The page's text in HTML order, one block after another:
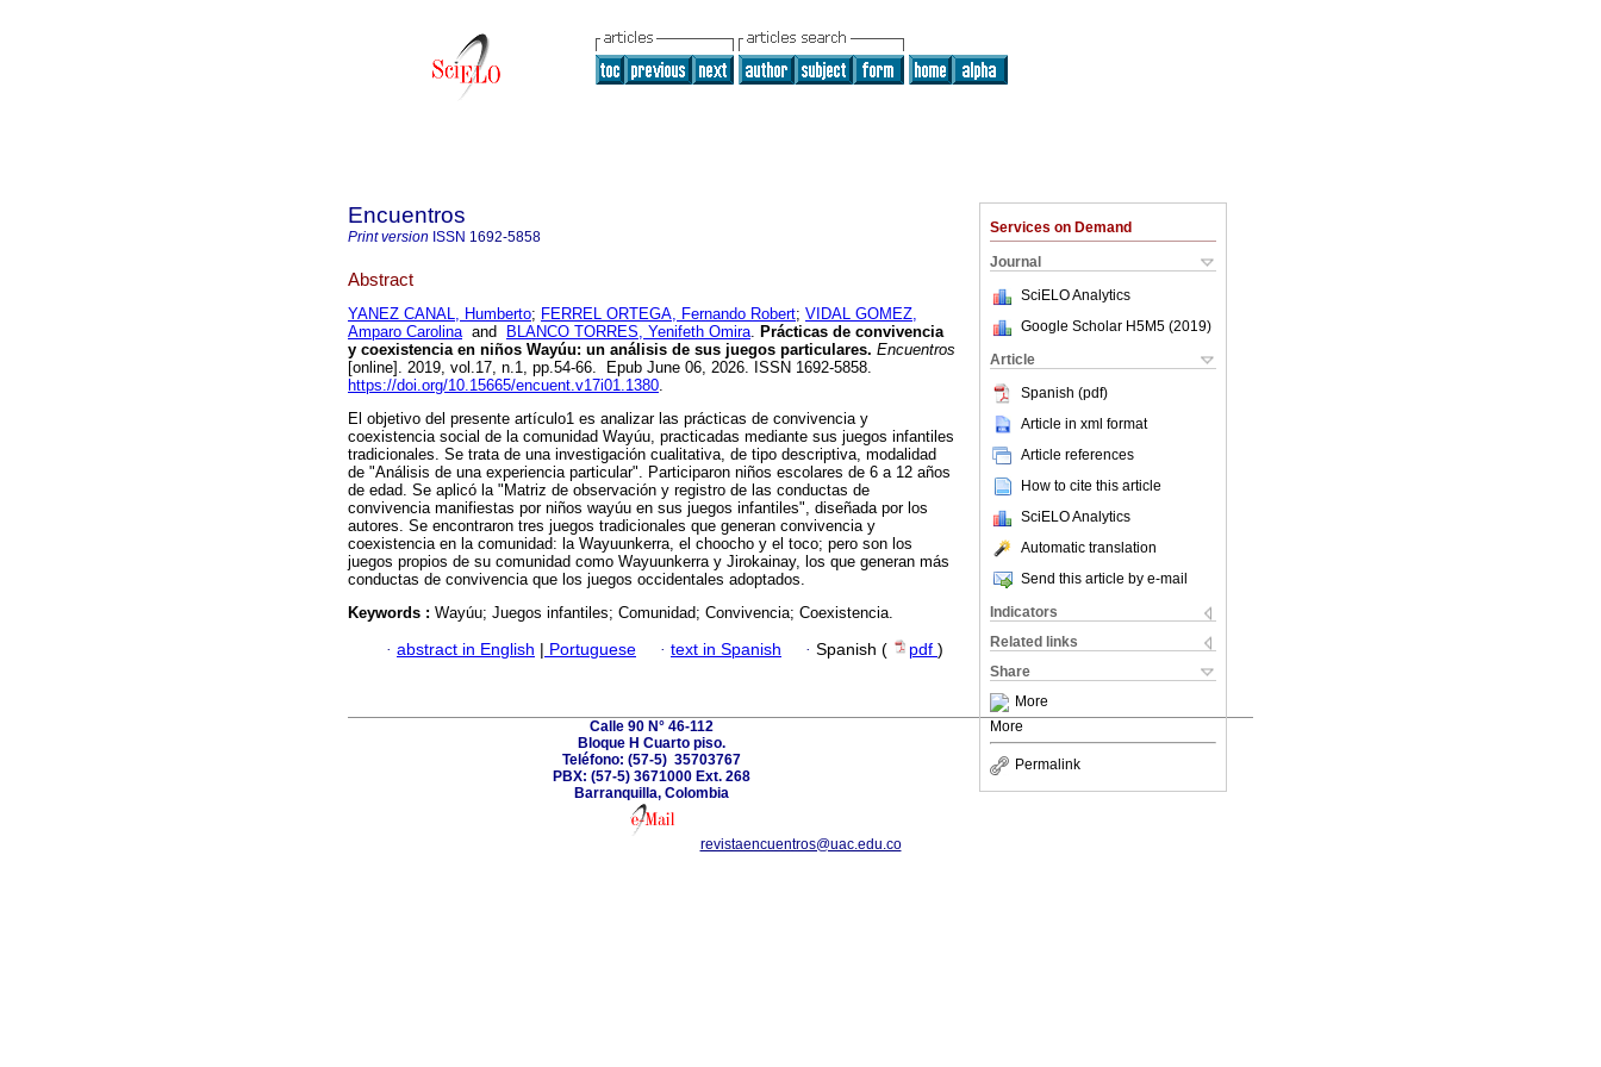
Services on Demand
Journal
SciELO Analytics
Google Scholar H5M5 (2019)
Article
Spanish (pdf)
Article in xml format
Article references
How to cite this article
SciELO Analytics
Automatic translation
Send this article by e-mail
Indicators
Related links
Share
More
More
Permalink
Encuentros
Print version ISSN 1692-5858
Abstract
YANEZ CANAL, Humberto; FERREL ORTEGA, Fernando Robert; VIDAL GOMEZ,
Amparo Carolinaand BLANCO TORRES, Yenifeth Omira. Prácticas de convivencia
y coexistencia en niños Wayúu: un análisis de sus juegos particulares. Encuentros
[online]. 2019, vol.17, n.1, pp.54-66. Epub June 06, 2026. ISSN 1692-5858.
https://doi.org/10.15665/encuent.v17i01.1380.
El objetivo del presente artículo1 es analizar las prácticas de convivencia y
coexistencia social de la comunidad Wayúu, practicadas mediante sus juegos infantiles
tradicionales. Se trata de una investigación cualitativa, de tipo descriptiva, modalidad
de "Análisis de una experiencia particular". Participaron niños escolares de 6 a 12 años
de edad. Se aplicó la "Matriz de observación y registro de las conductas de
convivencia manifiestas por niños wayúu en sus juegos infantiles", diseñada por los
autores. Se encontraron tres juegos tradicionales que generan convivencia y
coexistencia en la comunidad: la Wayuunkerra, el choocho y el toco; pero son los
juegos propios de su comunidad como Wayuunkerra y Jirokainay, los que generan más
conductas de convivencia que los juegos occidentales adoptados.
Keywords : Wayúu; Juegos infantiles; Comunidad; Convivencia; Coexistencia.
· abstract in English | Portuguese · text in Spanish · Spanish ( pdf )
Calle 90 N° 46-112
Bloque H Cuarto piso.
Teléfono: (57-5) 35703767
PBX: (57-5) 3671000 Ext. 268
Barranquilla, Colombia
revistaencuentros@uac.edu.co